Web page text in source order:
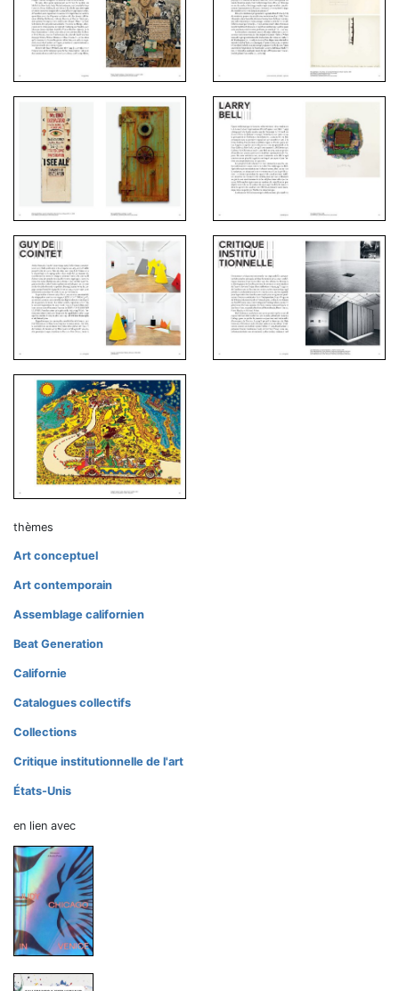
thèmes
Art conceptuel
Art contemporain
Assemblage californien
Beat Generation
Californie
Catalogues collectifs
Collections
Critique institutionnelle de l'art
États-Unis
en lien avec